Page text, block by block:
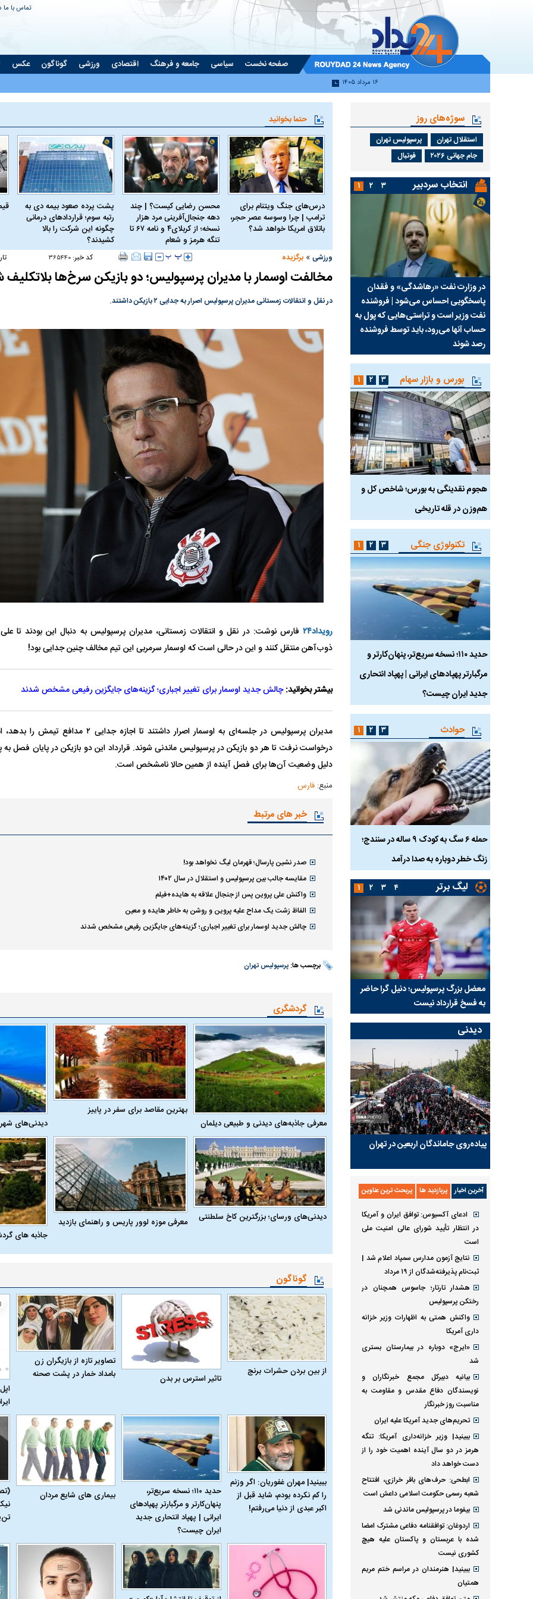
تماس با ما
صفحه نخست سیاسی جامعه و فرهنگ اقتصادی ورزشی گوناگون عکس
۱۶ مرداد ۱۴۰۵
حتما بخوانید
درس‌های جنگ ویتنام برای
ترامپ | چرا وسوسه عصر حجر،
باتلاق امریکا خواهد شد؟
محسن رضایی کیست؟ | چند
دهه جنجال‌آفرینی مرد هزار
نسخه؛ از کربلای۴ و نامه ۶۷ تا
تنگه هرمز و شعام
پشت پرده صعود بیمه دی به
رتبه سوم؛ قراردادهای درمانی
چگونه این شرکت را بالا
کشیدند؟
ورزشی » برگزیده کد خبر: ۳۶۵۴۴۰
مخالفت اوسمار با مدیران پرسپولیس؛ دو بازیکن سرخ‌ها بلاتکلیف
در نقل و انتقالات زمستانی مدیران پرسپولیس اصرار به جدایی ۲ بازیکن داشتند.
رویداد۲۴
فارس نوشت: در نقل و انتقالات زمستانی، مدیران پرسپولیس به دنبال این بودند تا
ذوب‌آهن منتقل کنند و این در حالی است که اوسمار سرمربی این تیم مخالف چنین جدایی بود!
بیشتر بخوانید:چالش جدید اوسمار برای تغییر اجباری؛ گزینه‌های جایگزین رفیعی مشخص شدند
مدیران پرسپولیس در جلسه‌ای به اوسمار اصرار داشتند تا
درخواست نرفت تا هر دو بازیکن در پرسپولیس ماندنی شوند. قرارداد این دو بازیکن در پایان فصل
دلیل وضعیت آن‌ها برای فصل آینده از همین حالا نامشخص است.
منبع: فارس
خبر های مرتبط
صدر نشین پارسال؛ قهرمان لیگ نخواهد بود!
مقایسه جالب بین پرسپولیس و استقلال در سال ۱۴۰۲
واکنش علی پروین پس از جنجال علاقه به هایده+فیلم
الفاظ زشت یک مداح علیه پروین و روشن به خاطر هایده و معین
چالش جدید اوسمار برای تغییر اجباری؛ گزینه‌های جایگزین رفیعی مشخص شدند
برچسب ها: پرسپولیس تهران
گردشگری
معرفی جاذبه‌های دیدنی و طبیعی دیلمان
بهترین مقاصد برای سفر در پاییز
دیدنی‌های
دیدنی‌های ورسای؛ بزرگترین کاخ سلطنتی
معرفی موزه لوور پاریس و راهنمای بازدید
جاذبه های
گوناگون
از بین بردن حشرات برنج
تاثیر استرس بر بدن
تصاویر تازه از بازیگران زن
بامداد خمار در پشت صحنه
ببینید| مهران غفوریان: اگر وزنم
را کم نکرده بودم، شاید قبل از
اکبر عبدی از دنیا می‌رفتم!
حدید ۱۱۰؛ نسخه سریع‌تر،
پنهان‌کارتر و مرگبارتر پهپادهای
ایرانی | پهپاد انتحاری جدید
ایران چیست؟
بیماری‌ های شایع مردان
سوژه‌های روز
استقلال تهران
پرسپولیس تهران
جام جهانی ۲۰۲۶
فوتبال
انتخاب سردبیر
در وزارت نفت «رهاشدگی» و فقدان
پاسخگویی احساس می‌شود | فروشنده
نفت وزیر است و تراستی‌هایی که پول به
حساب آنها می‌رود، باید توسط فروشنده
رصد شوند
چرا رویای آمریکایی سرنگونی رژیم و
نابودی محور مقاومت تعبیر نشد؟ | پشت
واشنگتن را زمین زد
مطالعه رفتار هیستریک صدا و سیما علیه
کمپین نه به اعدام
در وزارت نفت
حساب آنها
رصد شوند
۱ ۲ ۳
بورس و بازار سهام
هجوم نقدینگی به بورس؛ شاخص کل و
هم‌وزن در قله تاریخی
بورس تهران رکورد شکست سیگنال مثبت دیپلماسی به بورس
هجوم
هم‌وزن در قله
۱ ۲ ۳
تکنولوژی جنگی
حدید ۱۱۰؛ نسخه سریع‌تر، پنهان‌کارتر و
مرگبارتر پهپادهای ایرانی | پهپاد انتحاری
جدید ایران چیست؟
هواپیمای مرموز E-11A BACN چیست؟
فضاپیمای «استارشیپ» ایلان ماسک
حدید ۱۱۰؛
جدید ایران چیست؟
۱ ۲ ۳
حوادث
حمله ۶ سگ به کودک ۹ ساله در سنندج؛
زنگ خطر دوباره به صدا درآمد
واژگونی مرگبار سمند در اصفهان | ۴ نفر
کشته شدند
عکس| ماجرای کشف جسد ناشناس که
توسط حیوانات خورده شد
۱ ۲ ۳
لیگ برتر
معضل بزرگ پرسپولیس؛ دنیل گرا حاضر
به فسخ قرارداد نیست
مشخص شد
۱ ۲ ۳ ۴
دیدنی
پیاده‌روی جاماندگان اربعین در تهران
آخرین اخبار پربازدید ها پربحث ترین عناوین
ادعای آکسیوس: توافق ایران و آمریکا
در انتظار تأیید شورای عالی امنیت ملی
است
نتایج آزمون مدارس سمپاد اعلام شد |
ثبت‌نام پذیرفته‌شدگان از ۱۹ مرداد
هشدار تارتار؛ جاسوس همچنان در
رختکن پرسپولیس
واکنش همتی به اظهارات وزیر خزانه
داری آمریکا
«ایرج» دوباره در بیمارستان بستری
شد
بیانیه دبیرکل مجمع خبرنگاران و
نویسندگان دفاع مقدس و مقاومت به
مناسبت روز خبرنگار
تحریم‌های جدید آمریکا علیه ایران
ببینید| وزیر خزانه‌داری آمریکا: تنگه
هرمز در دو سال آینده اهمیت خود را از
دست خواهد داد
ابطحی: حرف‌های باقر خرازی، افتتاح
شعبه رسمی حکومت اسلامی داعش است
بیفوما در پرسپولیس ماندنی شد
اردوغان: توافقنامه دفاعی مشترک امضا
شده با عربستان و پاکستان علیه هیچ
کشوری نیست
ببینید| هنرمندان در مراسم ختم مریم
همتیان